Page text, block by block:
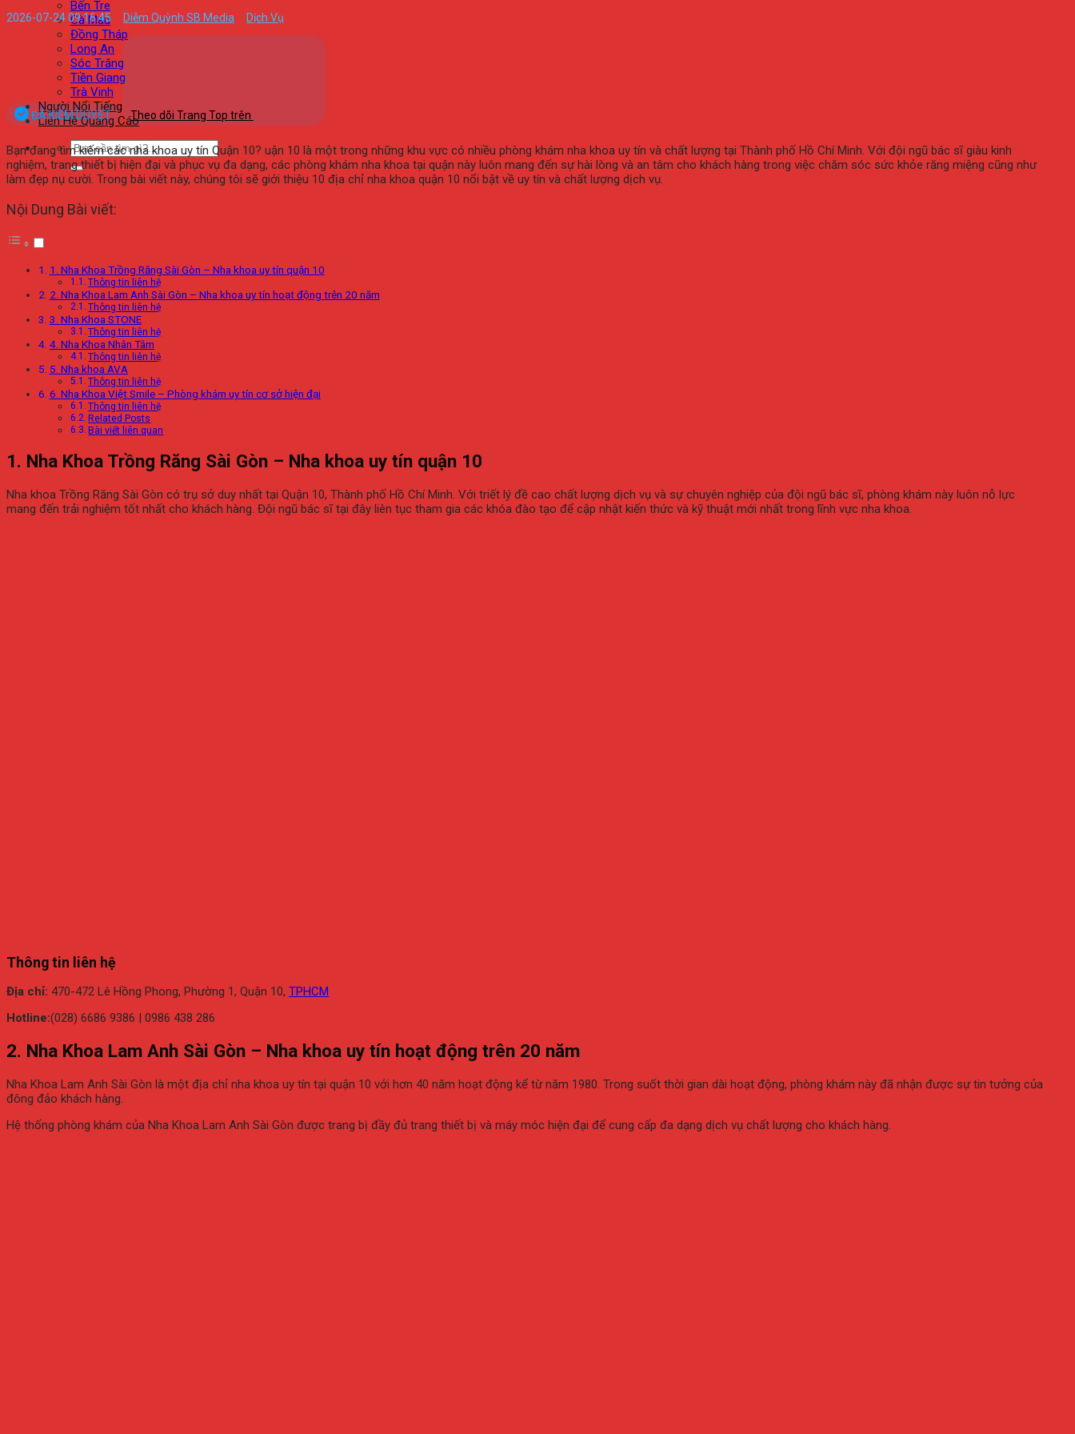
Bến Tre
Cà Mau
Đồng Tháp
Long An
Sóc Trăng
Tiền Giang
Trà Vinh
Người Nổi Tiếng
Liên Hệ Quảng Cáo
2026-07-24 09:16:45
Diễm Quỳnh SB Media
Dịch Vụ
ĐÃ KIỂM DUYỆT Theo dõi Trang Top trên
Bạn đang tìm kiếm các nha khoa uy tín Quận 10? uận 10 là một trong những khu vực có nhiều phòng khám nha khoa uy tín và chất lượng tại Thành phố Hồ Chí Minh. Với đội ngũ bác sĩ giàu kinh
nghiệm, trang thiết bị hiện đại và phục vụ đa dạng, các phòng khám nha khoa tại quận này luôn mang đến sự hài lòng và an tâm cho khách hàng trong việc chăm sóc sức khỏe răng miệng cũng như
làm đẹp nụ cười. Trong bài viết này, chúng tôi sẽ giới thiệu 10 địa chỉ nha khoa quận 10 nổi bật về uy tín và chất lượng dịch vụ.
Nội Dung Bài viết:
1. Nha Khoa Trồng Răng Sài Gòn – Nha khoa uy tín quận 10
Thông tin liên hệ
2. Nha Khoa Lam Anh Sài Gòn – Nha khoa uy tín hoạt động trên 20 năm
Thông tin liên hệ
3. Nha Khoa STONE
Thông tin liên hệ
4. Nha Khoa Nhân Tâm
Thông tin liên hệ
5. Nha khoa AVA
Thông tin liên hệ
6. Nha Khoa Việt Smile – Phòng khám uy tín cơ sở hiện đại
Thông tin liên hệ
Related Posts
Bài viết liên quan
1. Nha Khoa Trồng Răng Sài Gòn – Nha khoa uy tín quận 10
Nha khoa Trồng Răng Sài Gòn có trụ sở duy nhất tại Quận 10, Thành phố Hồ Chí Minh. Với triết lý đề cao chất lượng dịch vụ và sự chuyên nghiệp của đội ngũ bác sĩ, phòng khám này luôn nỗ lực
mang đến trải nghiệm tốt nhất cho khách hàng. Đội ngũ bác sĩ tại đây liên tục tham gia các khóa đào tạo để cập nhật kiến thức và kỹ thuật mới nhất trong lĩnh vực nha khoa.
Thông tin liên hệ
Địa chỉ: 470-472 Lê Hồng Phong, Phường 1, Quận 10, TPHCM
Hotline:(028) 6686 9386 | 0986 438 286
2. Nha Khoa Lam Anh Sài Gòn – Nha khoa uy tín hoạt động trên 20 năm
Nha Khoa Lam Anh Sài Gòn là một địa chỉ nha khoa uy tín tại quận 10 với hơn 40 năm hoạt động kể từ năm 1980. Trong suốt thời gian dài hoạt động, phòng khám này đã nhận được sự tin tưởng của
đông đảo khách hàng.
Hệ thống phòng khám của Nha Khoa Lam Anh Sài Gòn được trang bị đầy đủ trang thiết bị và máy móc hiện đại để cung cấp đa dạng dịch vụ chất lượng cho khách hàng.